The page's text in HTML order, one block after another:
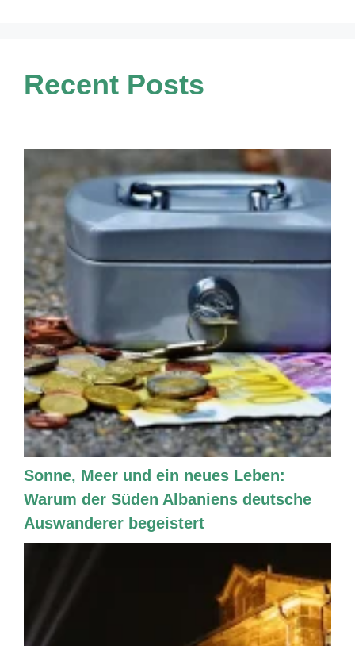
Recent Posts
Sonne, Meer und ein neues Leben:
Warum der Süden Albaniens deutsche
Auswanderer begeistert